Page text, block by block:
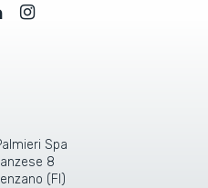
Spa
8
(FI)